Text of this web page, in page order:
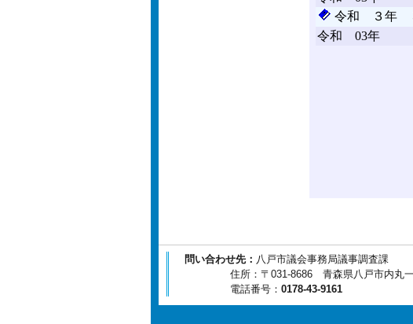
問い合わせ先： 八戸市議会事務局議事調査課
住所：〒031-8686 青森県八戸市内丸一
電話番号： 0178-43-9161